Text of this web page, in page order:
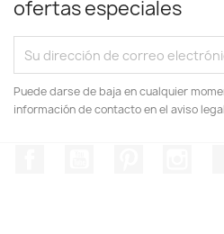
ofertas especiales
Puede darse de baja en cualquier
información de contacto en el aviso